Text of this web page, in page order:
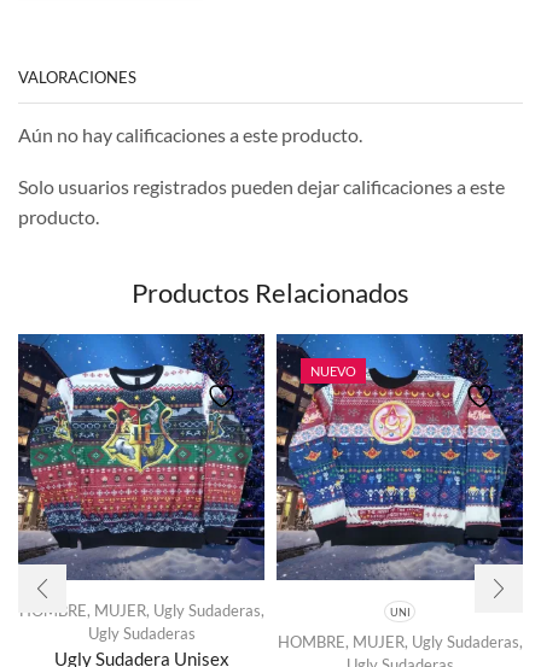
VALORACIONES
Aún no hay calificaciones a este producto.
Solo usuarios registrados pueden dejar calificaciones a este
producto.
Productos Relacionados
HOMBRE, MUJER, Ugly Sudaderas,
Ugly Sudaderas
Ugly Sudadera Unisex
NUEVO
UNI
HOMBRE, MUJER, Ugly Sudaderas,